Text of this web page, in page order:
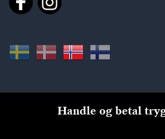
Handle og betal